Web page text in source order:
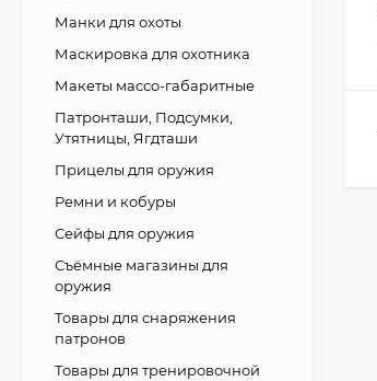
Манки для охоты
Маскировка для охотника
Макеты массо-габаритные
Патронташи, Подсумки,
Утятницы, Ягдташи
Прицелы для оружия
Ремни и кобуры
Сейфы для оружия
Съёмные магазины для
оружия
Товары для снаряжения
патронов
Товары для тренировочной